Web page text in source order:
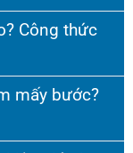
Công thức
mấy bước?